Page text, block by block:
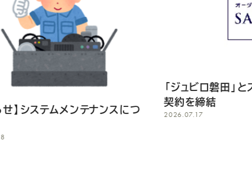
「ジュビロ磐田」とスーツサプライヤー
2026.07.17
夏期休
2026.07.14